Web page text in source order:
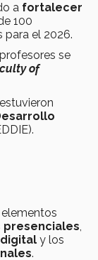
a fortalecer
100
para el 2026.
se
of
presenciales,
y los
.